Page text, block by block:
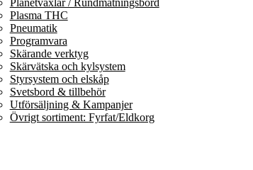
Planetväxlar / Rundmatningsbord
Plasma THC
Pneumatik
Programvara
Skärande verktyg
Skärvätska och kylsystem
Styrsystem och elskåp
Svetsbord & tillbehör
Utförsäljning & Kampanjer
Övrigt sortiment: Fyrfat/Eldkorg